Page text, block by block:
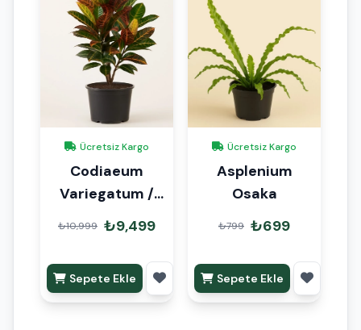
Ücretsiz Kargo
Codiaeum
Variegatum /
Craton 120cm
₺10,999 ₺9,499
Sepete Ekle
Ücretsiz Kargo
Asplenium
Osaka
₺799 ₺699
Sepete Ekle